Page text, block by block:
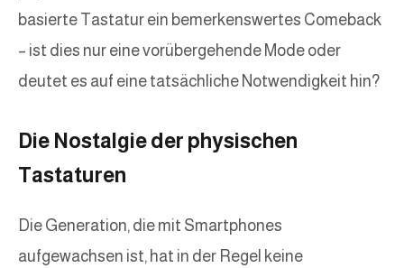
basierte Tastatur ein bemerkenswertes Comeback
– ist dies nur eine vorübergehende Mode oder
deutet es auf eine tatsächliche Notwendigkeit hin?
Die Nostalgie der physischen
Tastaturen
Die Generation, die mit Smartphones
aufgewachsen ist, hat in der Regel keine